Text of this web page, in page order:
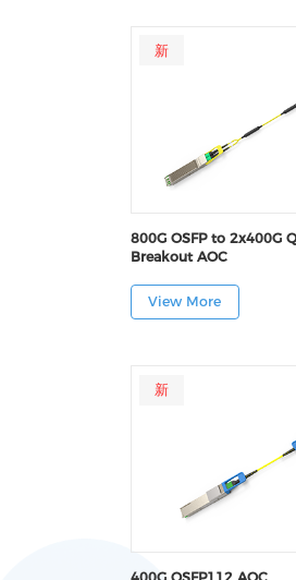
新
800G OSFP to 2x400G
Breakout AOC
View More
新